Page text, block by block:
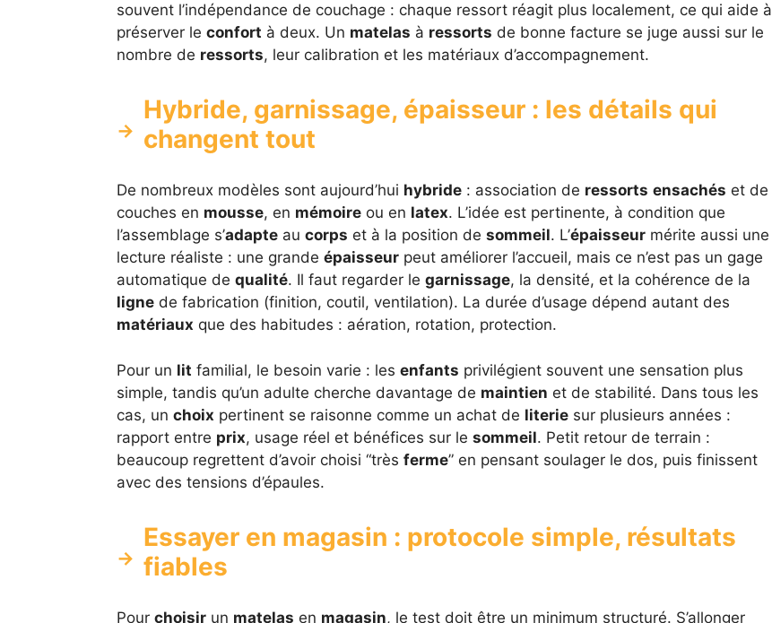
souvent l’indépendance de couchage : chaque ressort réagit plus localement, ce qui aide à
préserver le confort à deux. Un matelas à ressorts de bonne facture se juge aussi sur le
nombre de ressorts, leur calibration et les matériaux d’accompagnement.
Hybride, garnissage, épaisseur : les détails qui
changent tout
De nombreux modèles sont aujourd’hui hybride: association de ressorts ensachés et de
couches en mousse, en mémoireou en latex. L’idée est pertinente, à condition que
l’assemblage s’adapteau corps et à la position de sommeil. L’épaisseurmérite aussi une
lecture réaliste : une grande épaisseurpeut améliorer l’accueil, mais ce n’est pas un gage
automatique de qualité. Il faut regarder le garnissage, la densité, et la cohérence de la
lignede fabrication (finition, coutil, ventilation). La durée d’usage dépend autant des
matériaux que des habitudes : aération, rotation, protection.
Pour un lit familial, le besoin varie : les enfants privilégient souvent une sensation plus
simple, tandis qu’un adulte cherche davantage de maintien et de stabilité. Dans tous les
cas, un choix pertinent se raisonne comme un achat de literiesur plusieurs années :
rapport entre prix, usage réel et bénéfices sur le sommeil. Petit retour de terrain :
beaucoup regrettent d’avoir choisi “très ferme” en pensant soulager le dos, puis finissent
avec des tensions d’épaules.
Essayer en magasin : protocole simple, résultats
fiables
Pour choisirun matelas en magasin, le test doit être un minimum structuré. S’allonger